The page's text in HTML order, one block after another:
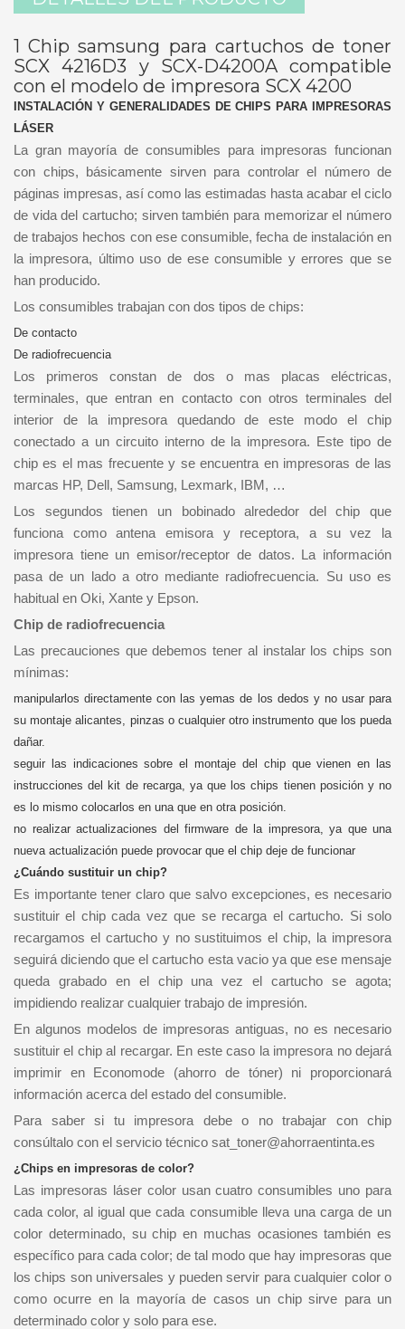
1 Chip samsung para cartuchos de toner
SCX 4216D3 y SCX-D4200A compatible
con el modelo de impresora SCX 4200
INSTALACIÓN Y GENERALIDADES DE CHIPS PARA IMPRESORAS
LÁSER
La gran mayoría de consumibles para impresoras funcionan
con chips, básicamente sirven para controlar el número de
páginas impresas, así como las estimadas hasta acabar el ciclo
de vida del cartucho; sirven también para memorizar el número
de trabajos hechos con ese consumible, fecha de instalación en
la impresora, último uso de ese consumible y errores que se
han producido.
Los consumibles trabajan con dos tipos de chips:
De contacto
De radiofrecuencia
Los primeros constan de dos o mas placas eléctricas,
terminales, que entran en contacto con otros terminales del
interior de la impresora quedando de este modo el chip
conectado a un circuito interno de la impresora. Este tipo de
chip es el mas frecuente y se encuentra en impresoras de las
marcas HP, Dell, Samsung, Lexmark, IBM, …
Los segundos tienen un bobinado alrededor del chip que
funciona como antena emisora y receptora, a su vez la
impresora tiene un emisor/receptor de datos. La información
pasa de un lado a otro mediante radiofrecuencia. Su uso es
habitual en Oki, Xante y Epson.
Chip de radiofrecuencia
Las precauciones que debemos tener al instalar los chips son
mínimas:
manipularlos directamente con las yemas de los dedos y no usar para
su montaje alicantes, pinzas o cualquier otro instrumento que los pueda
dañar.
seguir las indicaciones sobre el montaje del chip que vienen en las
instrucciones del kit de recarga, ya que los chips tienen posición y no
es lo mismo colocarlos en una que en otra posición.
no realizar actualizaciones del firmware de la impresora, ya que una
nueva actualización puede provocar que el chip deje de funcionar
¿Cuándo sustituir un chip?
Es importante tener claro que salvo excepciones, es necesario
sustituir el chip cada vez que se recarga el cartucho. Si solo
recargamos el cartucho y no sustituimos el chip, la impresora
seguirá diciendo que el cartucho esta vacio ya que ese mensaje
queda grabado en el chip una vez el cartucho se agota;
impidiendo realizar cualquier trabajo de impresión.
En algunos modelos de impresoras antiguas, no es necesario
sustituir el chip al recargar. En este caso la impresora no dejará
imprimir en Economode (ahorro de tóner) ni proporcionará
información acerca del estado del consumible.
Para saber si tu impresora debe o no trabajar con chip
consúltalo con el servicio técnico sat_toner@ahorraentinta.es
¿Chips en impresoras de color?
Las impresoras láser color usan cuatro consumibles uno para
cada color, al igual que cada consumible lleva una carga de un
color determinado, su chip en muchas ocasiones también es
específico para cada color; de tal modo que hay impresoras que
los chips son universales y pueden servir para cualquier color o
como ocurre en la mayoría de casos un chip sirve para un
determinado color y solo para ese.